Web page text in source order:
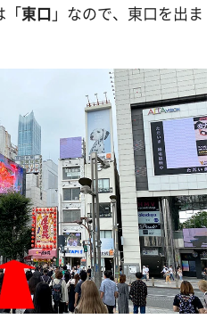
「東口 」なので、東口を出ま